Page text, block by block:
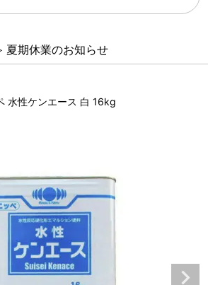
夏期休業のお知らせ
水性ケンエース 白 16kg